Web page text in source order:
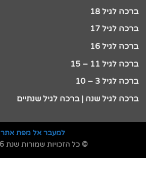
ברכה לגיל 18
ברכה לגיל 17
ברכה לגיל 16
ברכה לגיל 11 – 15
ברכה לגיל 3 – 10
ברכה לגיל שנה | ברכה לגיל שנתיים
למעבר אל מפת אתר
© כל הזכויות שמורות שנת 2026 ©